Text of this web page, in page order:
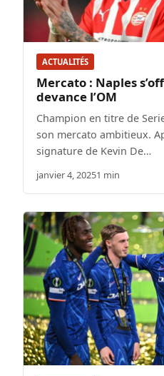
ACTUALITÉS
Mercato : Naples
devance l’OM
Champion en titre de
son mercato ambitieux.
signature de Kevin De…
janvier 4, 20251 min